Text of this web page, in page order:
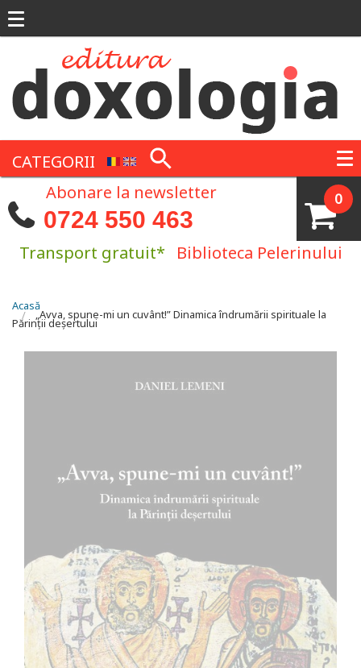
CATEGORII
0
Abonare la newsletter
0724 550 463
Transport gratuit* Biblioteca Pelerinului
Eşti aici
Acasă
„Avva, spune-mi un cuvânt!” Dinamica îndrumării spirituale la
Părinții deșertului